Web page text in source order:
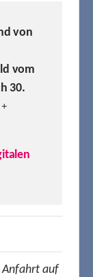
von
vom
30.
Anfahrt auf